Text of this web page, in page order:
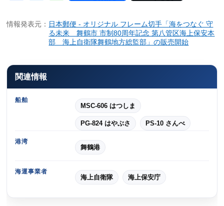
情報発表元： 日本郵便 - オリジナル フレーム切手「海をつなぐ 守
る未来 舞鶴市 市制80周年記念 第八管区海上保安本
部 海上自衛隊舞鶴地方総監部」の販売開始
関連情報
船舶
MSC-606 はつしま
PG-824 はやぶさ PS-10 さんべ
港湾
舞鶴港
海運事業者
海上自衛隊 海上保安庁